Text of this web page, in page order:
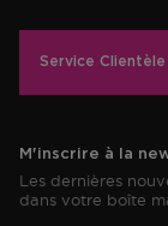
Service Clientèle
M'inscrire à la
Les dernières
dans votre boîte